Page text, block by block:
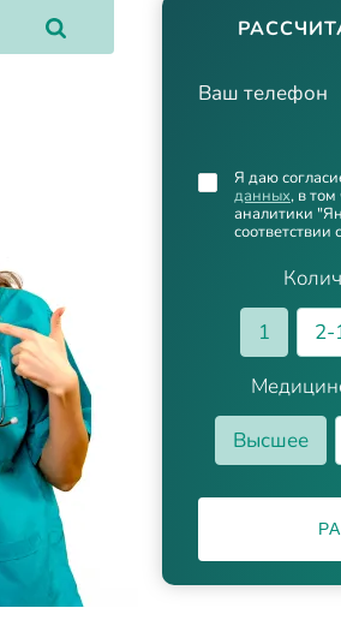
Ваш телефон
1
2-
Высшее
Я даю
данных, в
аналитики
соответствии с